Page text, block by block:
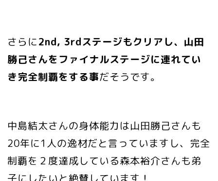
さらに2nd, 3rdステージもクリアし、山田
勝己さんをファイナルステージに連れてい
き完全制覇をする事だそうです。
中島結太さんの身体能力は山田勝己さんも
20年に1人の逸材だと言っていますし、完全
制覇を２度達成している森本裕介さんも弟
子にしたいと絶賛しています！